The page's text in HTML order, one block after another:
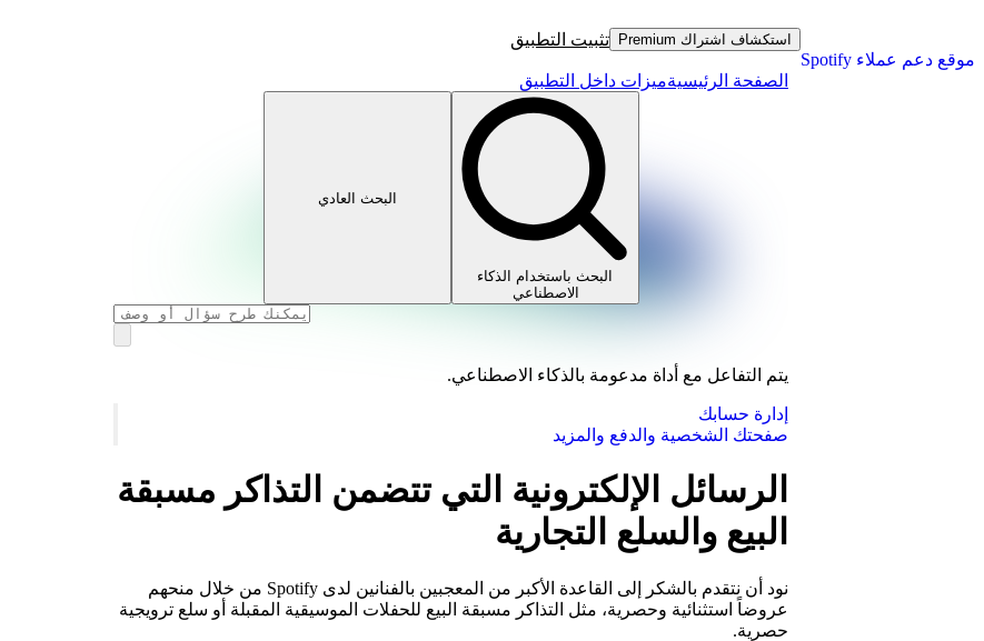
موقع دعم عملاء Spotify
استكشاف اشتراك Premium تثبيت التطبيق
الصفحة الرئيسيةميزات داخل التطبيق
البحث باستخدام الذكاء
الاصطناعي
البحث العادي
يتم التفاعل مع أداة مدعومة بالذكاء الاصطناعي.
إدارة حسابك
صفحتك الشخصية والدفع والمزيد
الرسائل الإلكترونية التي تتضمن التذاكر مسبقة
البيع والسلع التجارية
نود أن نتقدم بالشكر إلى القاعدة الأكبر من المعجبين بالفنانين لدى Spotify من خلال منحهم
عروضاً استثنائية وحصرية، مثل التذاكر مسبقة البيع للحفلات الموسيقية المقبلة أو سلع ترويجية
حصرية.